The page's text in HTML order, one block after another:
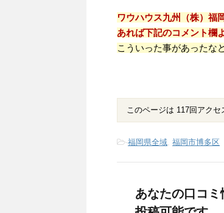
ワウハウス九州（株）福
あれば下記のコメント欄
こういった事があったな
このページは 117回アクセ
-福岡県全域, 福岡市博多区
あなたの口コ